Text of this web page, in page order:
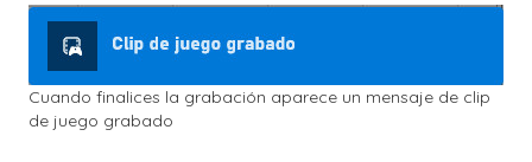
Cuando finalices la grabación aparece un mensaje de clip
de juego grabado